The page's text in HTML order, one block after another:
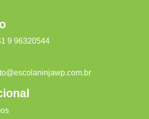
9 96320544